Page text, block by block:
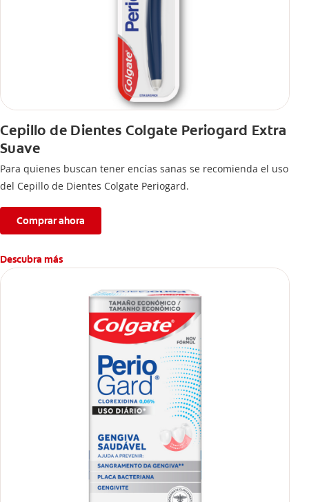
Cepillo de Dientes Colgate Periogard Extra
Suave
Para quienes buscan tener encías sanas se recomienda el uso
del Cepillo de Dientes Colgate Periogard.
Comprar ahora
Descubra más